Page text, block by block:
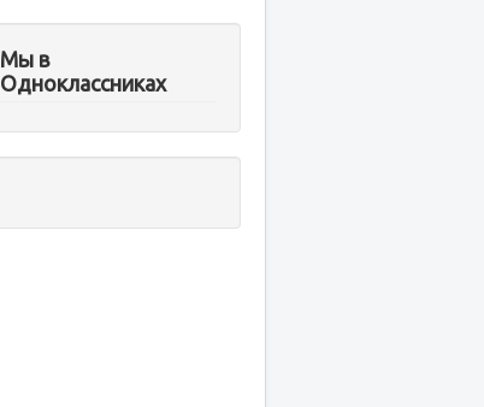
Мы в
Одноклассниках